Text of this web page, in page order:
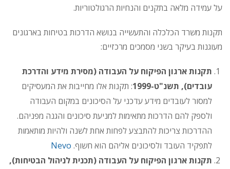
על עמידה מלאה בתקנים והנחיות הרגולטוריות.
תקנות משרד הכלכלה והתעשייה בנושא הדרכות בטיחות בארגונים
מעוגנות בעיקר בשני מסמכים מרכזיים:
תקנות ארגון הפיקוח על העבודה (מסירת מידע והדרכת
עובדים), תשנ"ט-1999
: תקנות אלו מחייבות את המעסיקים
למסור לעובדים מידע עדכני על הסיכונים במקום העבודה
ולספק להם הדרכות מתאימות למניעת סיכונים והגנה מפניהם.
ההדרכות צריכות להתבצע לפחות אחת לשנה ולהיות מותאמות
לתפקיד העובד ולסיכונים אליהם הוא חשוף. Nevo
תקנות ארגון הפיקוח על העבודה (תכנית לניהול הבטיחות),